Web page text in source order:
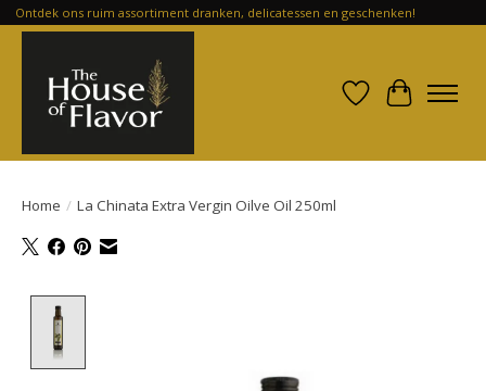
Ontdek ons ruim assortiment dranken, delicatessen en geschenken!
Verlanglijst
Home / La Chinata Extra Vergin Oilve Oil 250ml